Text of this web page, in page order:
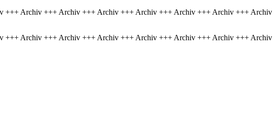
Archiv +++ Archiv +++ Archiv +++ Archiv +++ Archiv +++ Archiv +++ Archiv
Archiv +++ Archiv +++ Archiv +++ Archiv +++ Archiv +++ Archiv +++ Archiv